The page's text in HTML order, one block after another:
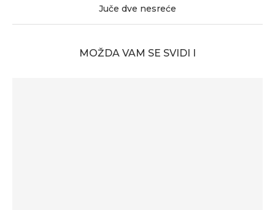
Juče dve nesreće
MOŽDA VAM SE SVIDI I